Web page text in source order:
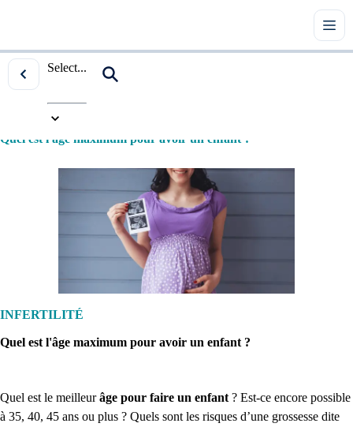
Select...
Accueil
Quel est l'âge maximum pour avoir un enfant ?
INFERTILITÉ
Quel est l'âge maximum pour avoir un enfant ?
Quel est le meilleurâge pour faire un enfant? Est-ce encore possible
à 35, 40, 45 ans ou plus ? Quels sont les risques d’une grossesse dite